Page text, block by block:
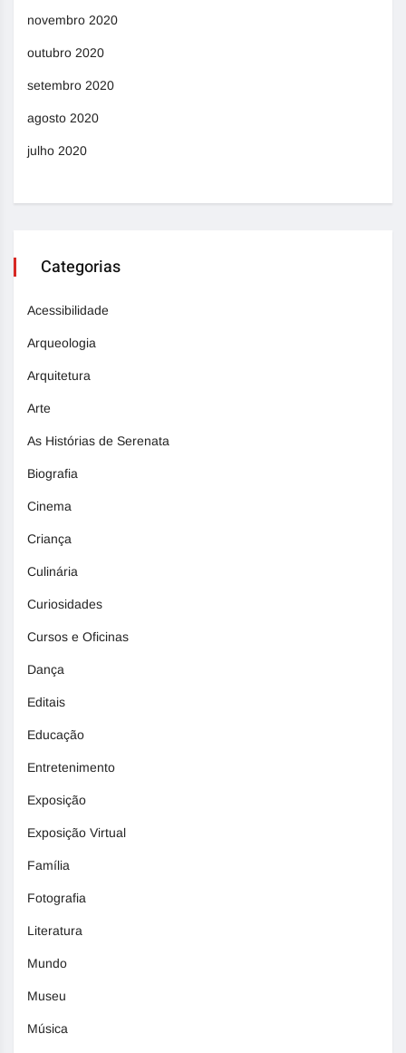
novembro 2020
outubro 2020
setembro 2020
agosto 2020
julho 2020
Categorias
Acessibilidade
Arqueologia
Arquitetura
Arte
As Histórias de Serenata
Biografia
Cinema
Criança
Culinária
Curiosidades
Cursos e Oficinas
Dança
Editais
Educação
Entretenimento
Exposição
Exposição Virtual
Família
Fotografia
Literatura
Mundo
Museu
Música